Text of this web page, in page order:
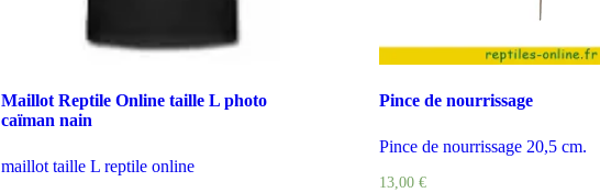
Maillot Reptile Online taille L photo
caïman nain
maillot taille L reptile online
Pince de nourrissage
Pince de nourrissage 20,5 cm.
13,00 €